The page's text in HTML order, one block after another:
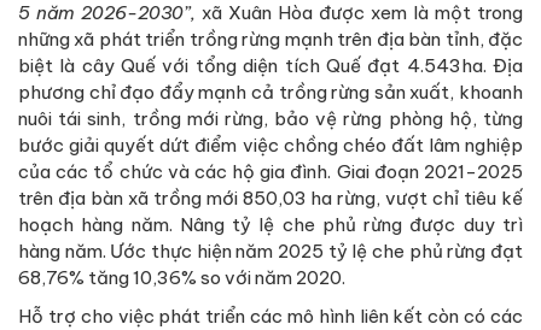
5 năm 2026-2030”, xã Xuân Hòa được xem là một trong
những xã phát triển trồng rừng mạnh trên địa bàn tỉnh, đặc
biệt là cây Quế với tổng diện tích Quế đạt 4.543ha. Địa
phương chỉ đạo đẩy mạnh cả trồng rừng sản xuất, khoanh
nuôi tái sinh, trồng mới rừng, bảo vệ rừng phòng hộ, từng
bước giải quyết dứt điểm việc chồng chéo đất lâm nghiệp
của các tổ chức và các hộ gia đình. Giai đoạn 2021-2025
trên địa bàn xã trồng mới 850,03 ha rừng, vượt chỉ tiêu kế
hoạch hàng năm. Nâng tỷ lệ che phủ rừng được duy trì
hàng năm. Ước thực hiện năm 2025 tỷ lệ che phủ rừng đạt
68,76% tăng 10,36% so với năm 2020.
Hỗ trợ cho việc phát triển các mô hình liên kết còn có các